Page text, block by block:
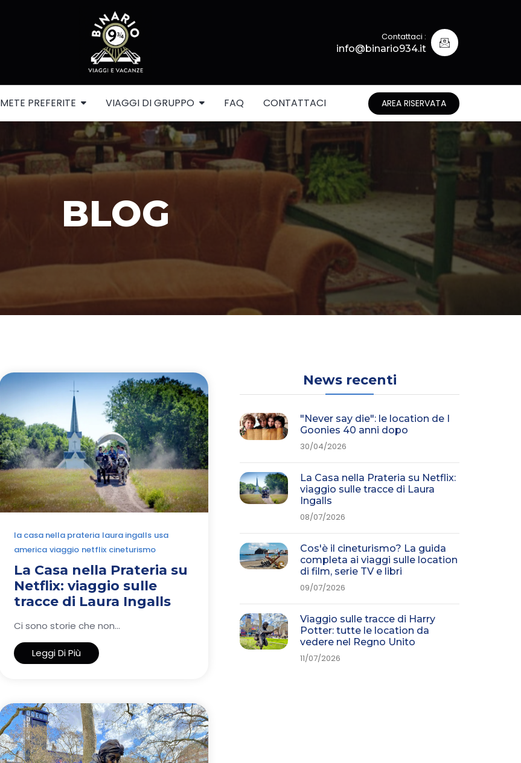
Contattaci :
info@binario934.it
METE PREFERITE VIAGGI DI GRUPPO FAQ CONTATTACI AREA RISERVATA
BLOG
la casa nella prateria laura ingalls usa
america viaggio netflix cineturismo
La Casa nella Prateria su
Netflix: viaggio sulle
tracce di Laura Ingalls
Ci sono storie che non...
Leggi Di Più
News recenti
"Never say die": le location de I
Goonies 40 anni dopo
30/04/2026
La Casa nella Prateria su Netflix:
viaggio sulle tracce di Laura
Ingalls
08/07/2026
Cos'è il cineturismo? La guida
completa ai viaggi sulle location
di film, serie TV e libri
09/07/2026
Viaggio sulle tracce di Harry
Potter: tutte le location da
vedere nel Regno Unito
11/07/2026